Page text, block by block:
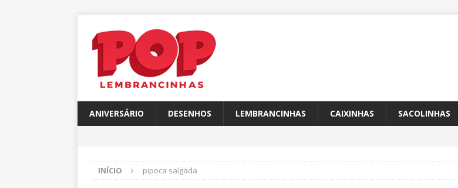
ANIVERSÁRIO DESENHOS LEMBRANCINHAS CAIXINHAS SACOLINHAS
INÍCIO pipoca salgada